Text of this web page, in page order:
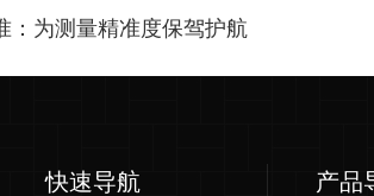
：为测量精准度保驾护航
快速导航 产品